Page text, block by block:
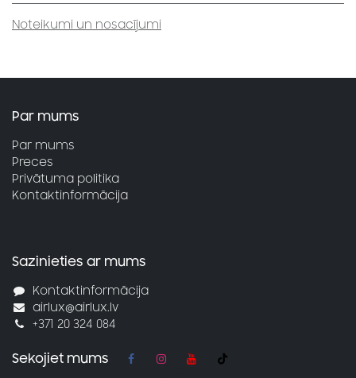
Noteikumi un nosacījumi
Par mums
Par mums
Preces
Privātuma politika
Kontaktinformācija
Sazinieties ar mums
Kontaktinformācija
airlux@airlux.lv
+371 20 324 084
Sekojiet mums